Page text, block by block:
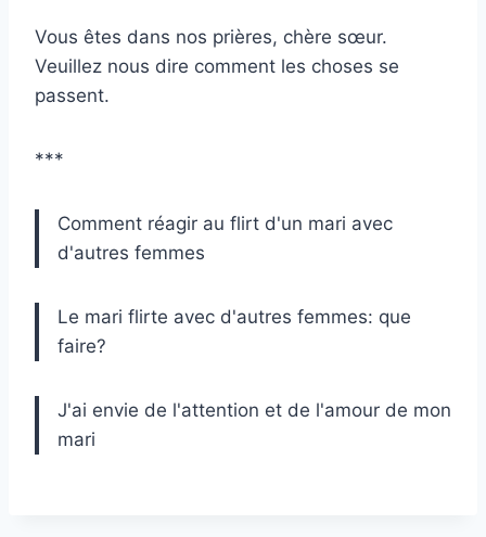
Vous êtes dans nos prières, chère sœur.
Veuillez nous dire comment les choses se
passent.
***
Comment réagir au flirt d'un mari avec
d'autres femmes
Le mari flirte avec d'autres femmes: que
faire?
J'ai envie de l'attention et de l'amour de mon
mari